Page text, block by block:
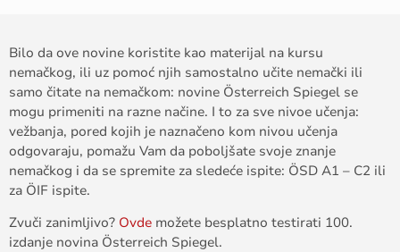
Bilo da ove novine koristite kao materijal na kursu
nemačkog, ili uz pomoć njih samostalno učite nemački ili
samo čitate na nemačkom: novine Österreich Spiegel se
mogu primeniti na razne načine. I to za sve nivoe učenja:
vežbanja, pored kojih je naznačeno kom nivou učenja
odgovaraju, pomažu Vam da poboljšate svoje znanje
nemačkog i da se spremite za sledeće ispite: ÖSD A1 – C2 ili
za ÖIF ispite.
Zvuči zanimljivo? Ovde možete besplatno testirati 100.
izdanje novina Österreich Spiegel.